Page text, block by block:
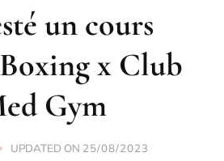
un cours
x Club
Gym
UPDATED ON 25/08/2023